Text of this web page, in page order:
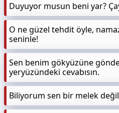
Duyuyor musun beni yar?
O ne güzel tehdit öyle,
seninle!
Sen benim gökyüzüne
yeryüzündeki cevabısın.
Biliyorum sen bir melek